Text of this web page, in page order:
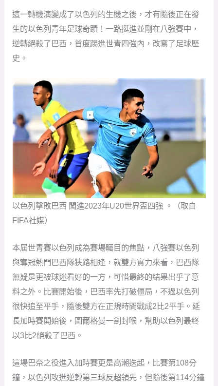
這一轉機演變成了以色列的生機之後，才有隨後正在發
生的以色列青年足球奇蹟！一路挺進並剛在八強賽中，
逆轉絕殺了巴西，首度踢進世青四強內，改寫了足球歷
史。
以色列擊敗巴西 闖進2023年U20世界盃四強 。（取自
FIFA社媒）
本屆世青賽以色列成為賽場矚目的焦點，八強賽以色列
與奪冠熱門巴西隊狹路相逢，就雙方實力來看，巴西隊
無疑是更被球迷看好的一方，可惜最終的結果出乎了意
料之外。比賽開始後，巴西率先打破僵局，不過以色列
很快追至平手，隨後雙方在正規時間戰成2比2平手。延
長加時賽開始後，圖爾格曼一劍封喉，幫助以色列最終
以3比2絕殺了巴西。
這場巴奈之役進入加時賽更是高潮迭起，比賽第108分
鐘，以色列攻進逆轉第三球反超領先，但隨後第114分鐘